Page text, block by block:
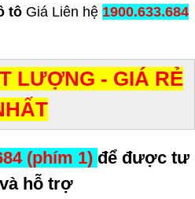
tô Giá Liên hệ 1900.633.684
LƯỢNG - GIÁ RẺ
(phím 1) để được tư
hỗ trợ